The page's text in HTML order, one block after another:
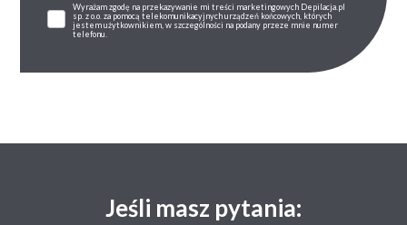
Wyrażam zgodę na przekazywanie mi treści marketingowych Depilacja.pl
sp. z o.o. za pomocą telekomunikacyjnych urządzeń końcowych, których
jestem użytkownikiem, w szczególności na podany przeze mnie numer
telefonu.
Jeśli masz pytania: